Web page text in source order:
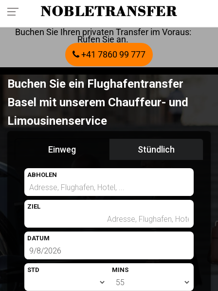
Buchen Sie Ihren privaten Transfer im Voraus:
Rufen Sie an.
+41 7860 99 777
Buchen Sie ein Flughafentransfer
Basel mit unserem Chauffeur- und
Limousinenservice
Einweg Stündlich
ABHOLEN
ZIEL
DATUM
STD MINS